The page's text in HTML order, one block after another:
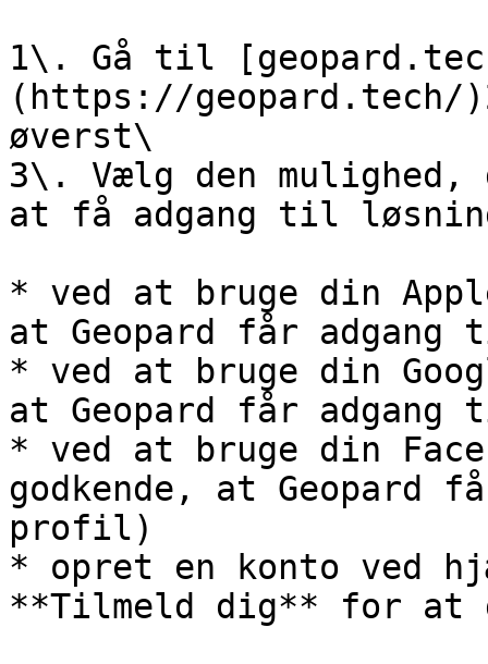
1\. Gå til
(https://
øverst\
3\. Vælg den
at få adgang til
* ved at bruge din
at Geopard får
* ved at bruge din
at Geopard får
* ved at bruge din
godkende, at Geopard
profil)
* opret en konto ved
**Tilmeld dig** for at